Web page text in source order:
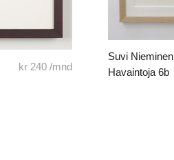
Suvi Nieminen
Havaintoja 6b
kr 240 /mnd